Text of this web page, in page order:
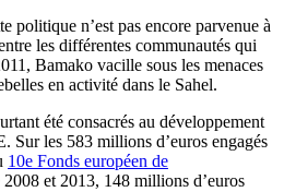
politique n’est pas encore parvenue à
les différentes communautés qui
Bamako vacille sous les menaces
en activité dans le Sahel.
été consacrés au développement
Sur les 583 millions d’euros engagés
10e Fonds européen de
et 2013, 148 millions d’euros